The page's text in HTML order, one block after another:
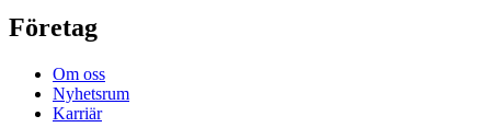
Företag
Om oss
Nyhetsrum
Karriär